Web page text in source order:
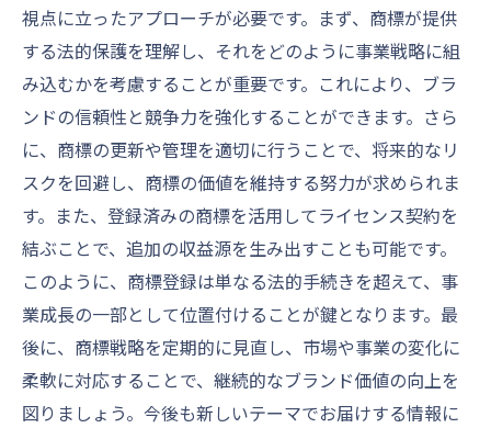
視点に立ったアプローチが必要です。まず、商標が提供
する法的保護を理解し、それをどのように事業戦略に組
み込むかを考慮することが重要です。これにより、ブラ
ンドの信頼性と競争力を強化することができます。さら
に、商標の更新や管理を適切に行うことで、将来的なリ
スクを回避し、商標の価値を維持する努力が求められま
す。また、登録済みの商標を活用してライセンス契約を
結ぶことで、追加の収益源を生み出すことも可能です。
このように、商標登録は単なる法的手続きを超えて、事
業成長の一部として位置付けることが鍵となります。最
後に、商標戦略を定期的に見直し、市場や事業の変化に
柔軟に対応することで、継続的なブランド価値の向上を
図りましょう。今後も新しいテーマでお届けする情報に